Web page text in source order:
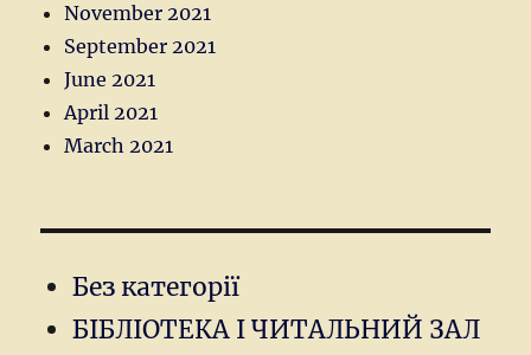
November 2021
September 2021
June 2021
April 2021
March 2021
Без категорії
БІБЛІОТЕКА І ЧИТАЛЬНИЙ ЗАЛ